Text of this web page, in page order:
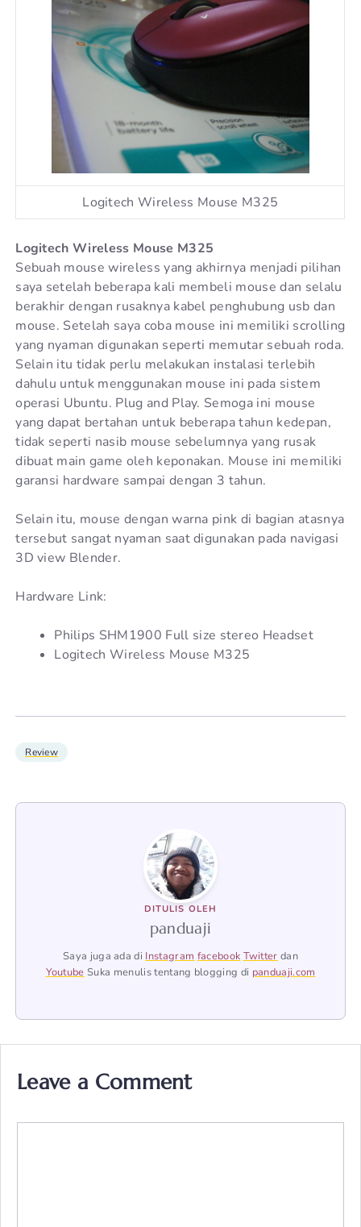
Logitech Wireless Mouse M325
Logitech Wireless Mouse M325
Sebuah mouse wireless yang akhirnya menjadi pilihan
saya setelah beberapa kali membeli mouse dan selalu
berakhir dengan rusaknya kabel penghubung usb dan
mouse. Setelah saya coba mouse ini memiliki scrolling
yang nyaman digunakan seperti memutar sebuah roda.
Selain itu tidak perlu melakukan instalasi terlebih
dahulu untuk menggunakan mouse ini pada sistem
operasi Ubuntu. Plug and Play. Semoga ini mouse
yang dapat bertahan untuk beberapa tahun kedepan,
tidak seperti nasib mouse sebelumnya yang rusak
dibuat main game oleh keponakan. Mouse ini memiliki
garansi hardware sampai dengan 3 tahun.
Selain itu, mouse dengan warna pink di bagian atasnya
tersebut sangat nyaman saat digunakan pada navigasi
3D view Blender.
Hardware Link:
Philips SHM1900 Full size stereo Headset
Logitech Wireless Mouse M325
Review
DITULIS OLEH
panduaji
Saya juga ada di Instagram facebook Twitter dan
Youtube Suka menulis tentang blogging di panduaji.com
Leave a Comment